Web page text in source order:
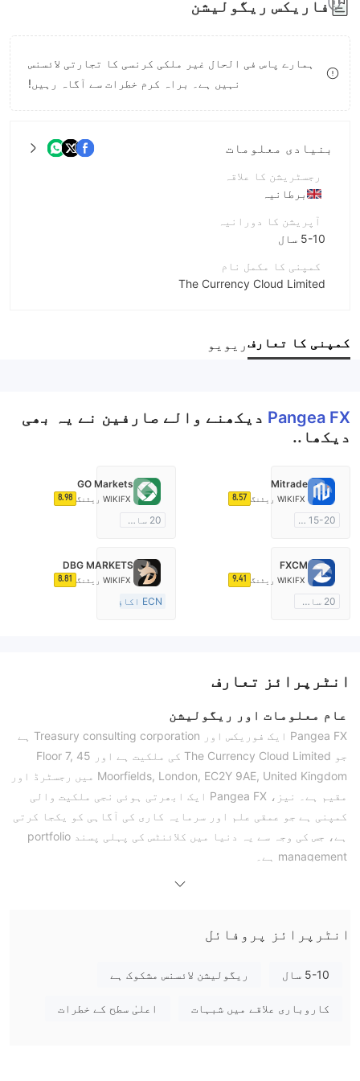
8
9
فاریکس ریگولیشن
ہمارے پاس فی الحال غیر ملکی کرنسی کا تجارتی لائسنس
نہیں ہے۔ براہ کرم خطرات سے آگاہ رہیں!
بنیادی معلومات
رجسٹریشن کا علاقہ
برطانیہ
آپریشن کا دورانیہ
5-10 سال
کمپنی کا مکمل نام
The Currency Cloud Limited
انٹرپرائز ملازم
کمپنی کا تعارفریویو
Pangea FX دیکھنے والے صارفین نے یہ بھی
دیکھا..
Mitrade
WIKIFX ریٹنگ 8.57
15-20 سال
خود تیار کردہ
GO Markets
WIKIFX ریٹنگ 8.98
20 سال سے زائد
cTrader
FXCM
WIKIFX ریٹنگ 9.41
20 سال سے زائد
DBG MARKETS
WIKIFX ریٹنگ 8.81
ECN اکاؤنٹ
انٹرپرائز تعارف
عام معلومات اور ریگولیشن
Pangea FX ایک فوریکس اور Treasury consulting corporation ہے
جو The Currency Cloud Limited کی ملکیت ہے اور Floor 7, 45
Moorfields, London, EC2Y 9AE, United Kingdom میں رجسٹرڈ اور
مقیم ہے۔ نیز، Pangea FX ایک ابھرتی ہوئی نجی ملکیت والی
کمپنی ہے جو عمقی علم اور سرمایہ کاری کی آگاہی کو یکجا کرتی
ہے، جس کی وجہ سے یہ دنیا میں کلائنٹس کی پہلی پسند portfolio
management ہے۔
اکاؤنٹس
چکا ہے جن میں Private Account اور Corporate Account شامل
انٹرپرائز پروفائل
5-10 سال ریگولیشن لائسنس مشکوک ہے
کاروباری علاقے میں شبہات اعلیٰ سطح کے خطرات